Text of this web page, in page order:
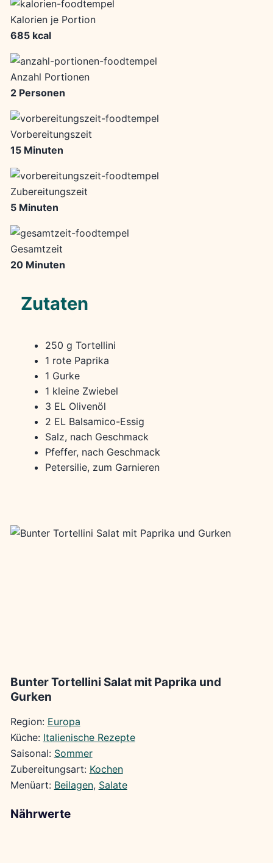
Kalorien je Portion
685 kcal
Anzahl Portionen
2 Personen
Vorbereitungszeit
15 Minuten
Zubereitungszeit
5 Minuten
Gesamtzeit
20 Minuten
Zutaten
250 g Tortellini
1 rote Paprika
1 Gurke
1 kleine Zwiebel
3 EL Olivenöl
2 EL Balsamico-Essig
Salz, nach Geschmack
Pfeffer, nach Geschmack
Petersilie, zum Garnieren
Bunter Tortellini Salat mit Paprika und
Gurken
Region: Europa
Küche: Italienische Rezepte
Saisonal: Sommer
Zubereitungsart: Kochen
Menüart: Beilagen, Salate
Nährwerte